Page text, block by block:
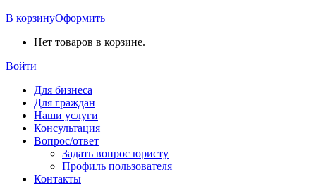
В корзинуОформить
Нет товаров в корзине.
Войти
Для бизнеса
Для граждан
Наши услуги
Консультация
Вопрос/ответ
Задать вопрос юристу
Профиль пользователя
Контакты